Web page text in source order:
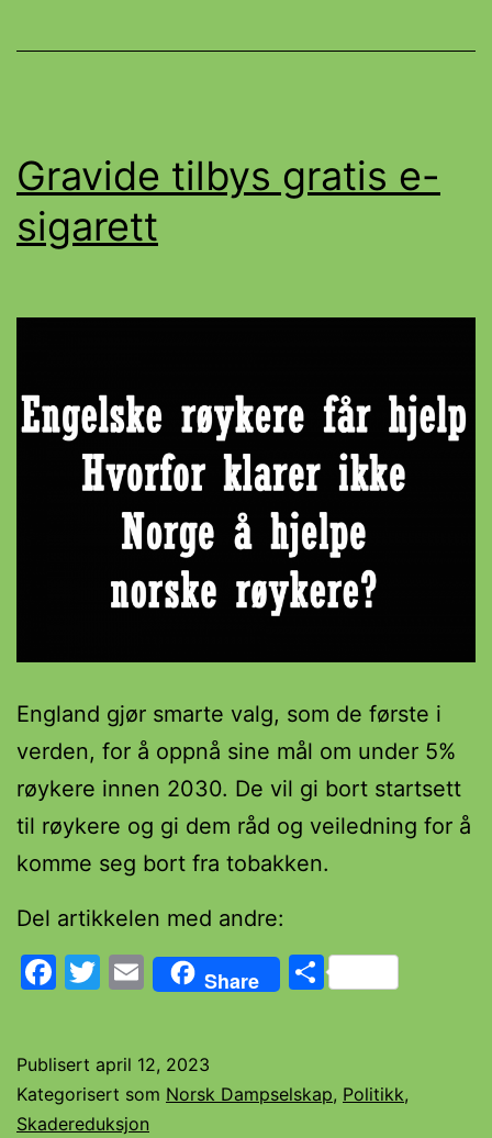
Gravide tilbys gratis e-
sigarett
England gjør smarte valg, som de første i
verden, for å oppnå sine mål om under 5%
røykere innen 2030. De vil gi bort startsett
til røykere og gi dem råd og veiledning for å
komme seg bort fra tobakken.
Del artikkelen med andre:
Facebook
Twitter
EmailShare Share
Publisert april 12, 2023
Kategorisert som Norsk Dampselskap, Politikk,
Skadereduksjon